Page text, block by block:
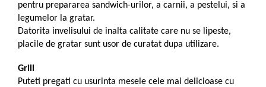
Accesorii
Cafetiere
Espressoare
Râșnițe de cafea
Aparate de curatat bijuterii
pentru prepararea sandwich-urilor, a carnii, a pestelui, si a
legumelor la gratar.
Datorita invelisului de inalta calitate care nu se lipeste,
placile de gratar sunt usor de curatat dupa utilizare.
Grill
Puteti pregati cu usurinta mesele cele mai delicioase cu